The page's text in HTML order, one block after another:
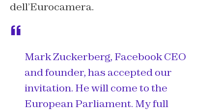
dell’Eurocamera.
Mark Zuckerberg, Facebook CEO
and founder, has accepted our
invitation. He will come to the
European Parliament. My full